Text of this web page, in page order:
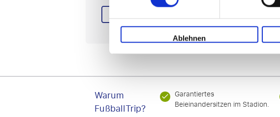
Ablehnen
Bezahlen Sie 50% heute!
Warum
FußballTrip?
Garantiertes
Beieinandersitzen im Stadion.